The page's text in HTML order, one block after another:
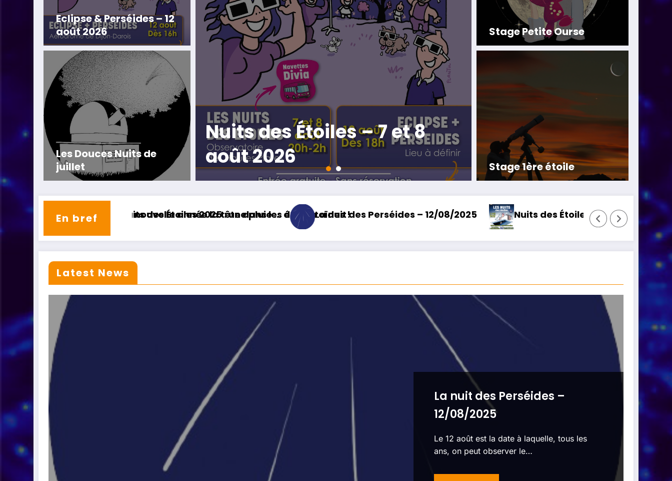
Eclipse & Perséides – 12
août 2026
Les Douces Nuits de
juillet
– 7 et 8
Conférences 2025-26
Nuits des Étoiles –
août 2026
Stage Petite Ourse
Stage 1ère étoile
En bref
Nuits des Étoiles Eclipse & Perséides – 12 août 2026 Nuits des Étoiles – 7 et 8 août 2026 Antenne de Beaune –
Latest News
La nuit des Perséides –
12/08/2025
Le 12 août est la date à laquelle, tous les
ans, on peut observer le…